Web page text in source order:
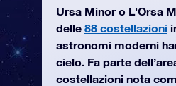
Ursa Minor o L'Orsa
delle 88 costellazioni
astronomi moderni
cielo. Fa parte
costellazioni nota